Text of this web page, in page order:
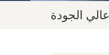
عالي الجودة